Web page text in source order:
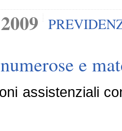
e
assistenziali